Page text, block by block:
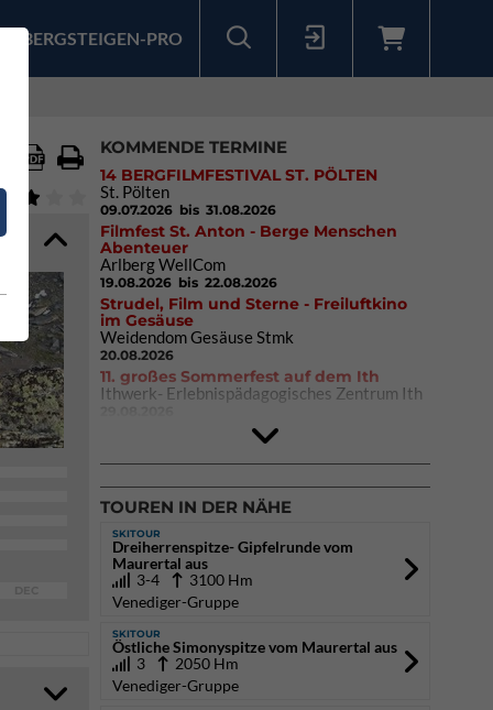
BERGSTEIGEN-PRO
KOMMENDE TERMINE
14 BERGFILMFESTIVAL ST. PÖLTEN
St. Pölten
09.07.2026 bis 31.08.2026
Filmfest St. Anton - Berge Menschen
Abenteuer
Arlberg WellCom
19.08.2026 bis 22.08.2026
Strudel, Film und Sterne - Freiluftkino
im Gesäuse
Weidendom Gesäuse Stmk
20.08.2026
11. großes Sommerfest auf dem Ith
Ithwerk- Erlebnispädagogisches Zentrum Ith
DAV Kletter- & Boulderzentrum München
Süd (Thalkirchen)
TOUREN IN DER NÄHE
SKITOUR
Dreiherrenspitze- Gipfelrunde vom
Maurertal aus
3-4
3100 Hm
Venediger-Gruppe
SKITOUR
Östliche Simonyspitze vom Maurertal aus
3
2050 Hm
Venediger-Gruppe